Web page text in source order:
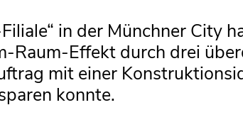
in der Münchner City
Raum-Effekt durch drei
mit einer
konnte.